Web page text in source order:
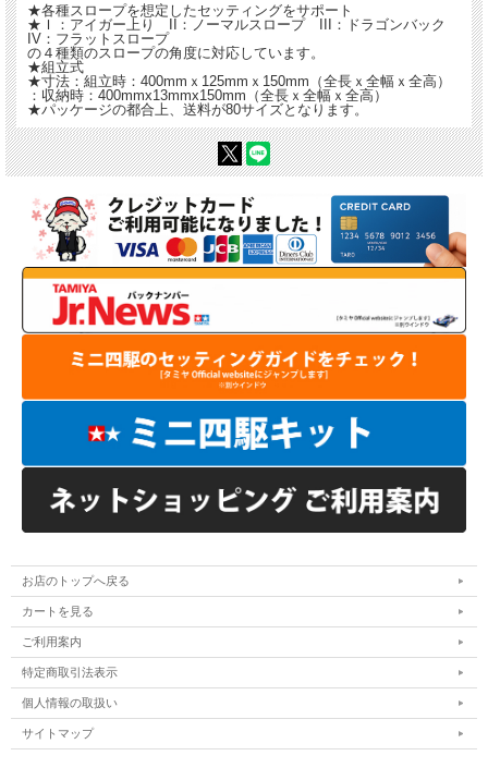
★各種スロープを想定したセッティングをサポート
★Ｉ：アイガー上り II：ノーマルスロープ III：ドラゴンバック
IV：フラットスロープ
の４種類のスロープの角度に対応しています。
★組立式
★寸法：組立時：400mmｘ125mmｘ150mm（全長ｘ全幅ｘ全高）
：収納時：400mmx13mmx150mm（全長ｘ全幅ｘ全高）
★パッケージの都合上、送料が80サイズとなります。
お店のトップへ戻る
カートを見る
ご利用案内
特定商取引法表示
個人情報の取扱い
サイトマップ